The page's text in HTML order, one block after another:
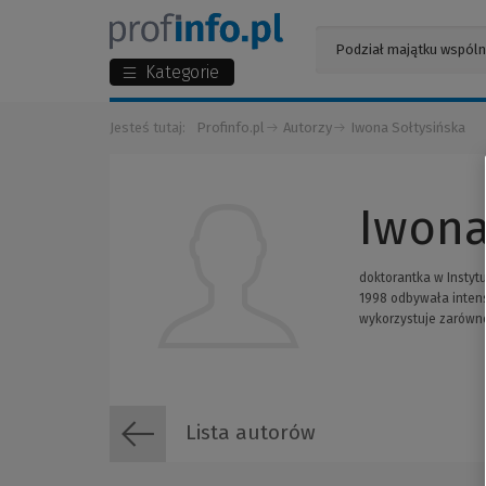
Kategorie
Jesteś tutaj: Profinfo.pl Autorzy Iwona Sołtysińska
doktorantka w
1998 odbywała
wykorzystuje
Lista autorów